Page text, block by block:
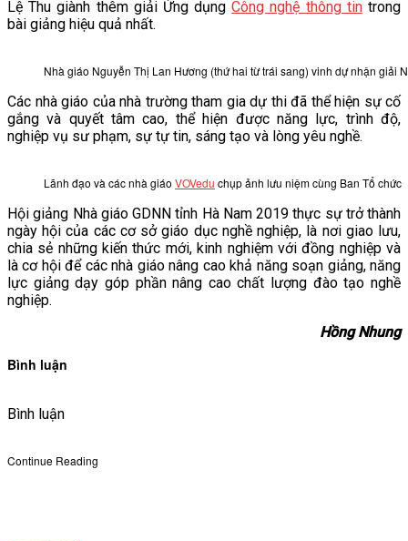
Lệ Thu giành thêm giải Ứng dụngCông nghệ thông tintrong
bài giảng hiệu quả nhất.
Nhà giáo Nguyễn Thị Lan Hương (thứ hai từ trái sang) vinh dự nhận giải
Các nhà giáo của nhà trường tham gia dự thi đã thể hiện sự cố
gắng và quyết tâm cao, thể hiện được năng lực, trình độ,
nghiệp vụ sư phạm, sự tự tin, sáng tạo và lòng yêu nghề.
Lãnh đạo và các nhà giáo VOVedu chụp ảnh lưu niệm cùng Ban Tổ chức
Hội giảng Nhà giáo GDNN tỉnh Hà Nam 2019 thực sự trở thành
ngày hội của các cơ sở giáo dục nghề nghiệp, là nơi giao lưu,
chia sẻ những kiến thức mới, kinh nghiệm với đồng nghiệp và
là cơ hội để các nhà giáo nâng cao khả năng soạn giảng, năng
lực giảng dạy góp phần nâng cao chất lượng đào tạo nghề
nghiệp.
Hồng Nhung
Bình luận
Bình luận
Continue Reading